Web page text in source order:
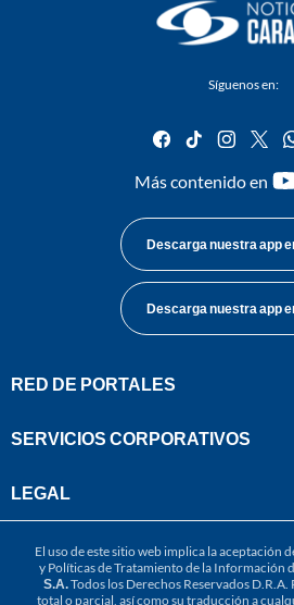
Síguenos en:
facebook
tiktok
Más contenido en
Descarga nuestra app
Descarga nuestra app
RED DE PORTALES
SERVICIOS CORPORATIVOS
LEGAL
El uso de este sitio web implica la aceptación
y Políticas de Tratamiento de la Información
S.A.Todos los Derechos Reservados
total o parcial, así como su traducción a